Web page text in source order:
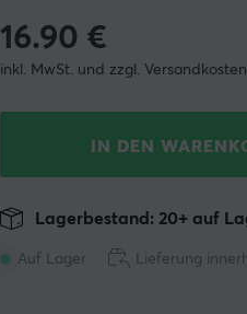
16.90 €
inkl. MwSt. und zzgl.
IN DEN
Auf Lager
Lagerbestand: 20+ auf
Lieferung